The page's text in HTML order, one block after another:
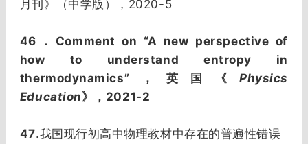
月刊》（中学版）， 2020-5
46 ． Comment on “A new perspective of
how to understand entropy in
thermodynamics” ，英国《Physics
Education》， 2021-2
47.我国现行初高中物理教材中存在的普遍性错误